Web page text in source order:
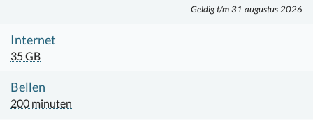
Geldig t/m 31 augustus 2026
Internet
35 GB
Bellen
200 minuten